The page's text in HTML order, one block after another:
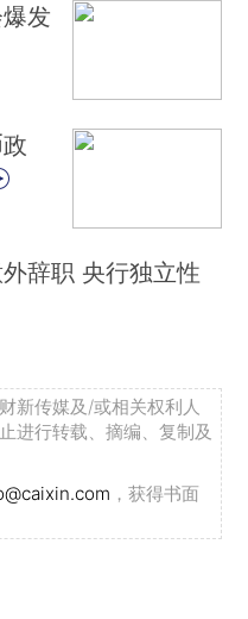
发
外辞职 央行独立性
新传媒及/或相关权利人
进行转载、摘编、复制及
，获得书面